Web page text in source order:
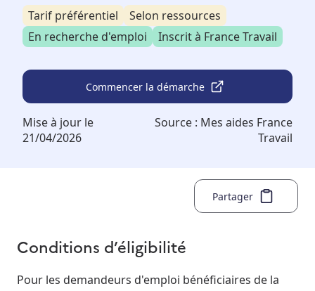
Tarif préférentiel
Selon ressources
En recherche d'emploi
Inscrit à France Travail
Commencer la démarche
Mise à jour le
21/04/2026
Source : Mes aides France
Travail
Partager
Conditions d’éligibilité
Pour les demandeurs d'emploi bénéficiaires de la